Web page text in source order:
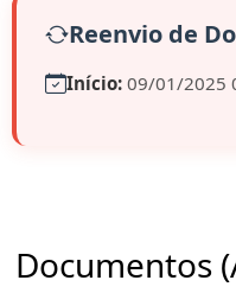
Reenvio de
Início: 09/01/2025
Documentos